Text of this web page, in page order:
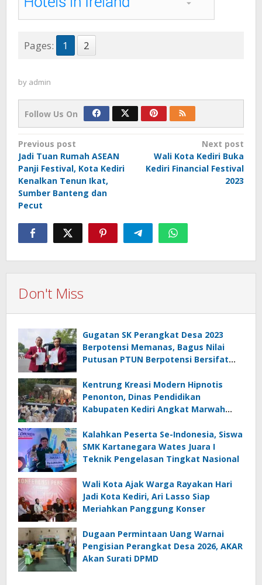
Pages: 1 2
by admin
Follow Us On
Post
navigation
Previous post
Jadi Tuan Rumah ASEAN
Panji Festival, Kota Kediri
Kenalkan Tenun Ikat,
Sumber Banteng dan
Pecut
Next post
Wali Kota Kediri Buka
Kediri Financial Festival
2023
Don't Miss
Gugatan SK Perangkat Desa 2023
Berpotensi Memanas, Bagus Nilai
Putusan PTUN Berpotensi Bersifat
Kentrung Kreasi Modern Hipnotis
Penonton, Dinas Pendidikan
Kabupaten Kediri Angkat Marwah
Kalahkan Peserta Se-Indonesia, Siswa
SMK Kartanegara Wates Juara I
Teknik Pengelasan Tingkat Nasional
Wali Kota Ajak Warga Rayakan Hari
Jadi Kota Kediri, Ari Lasso Siap
Meriahkan Panggung Konser
Dugaan Permintaan Uang Warnai
Pengisian Perangkat Desa 2026, AKAR
Akan Surati DPMD